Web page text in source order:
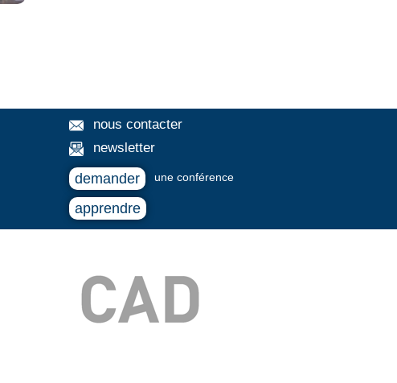
nous contacter
newsletter
demander une conférence
apprendre